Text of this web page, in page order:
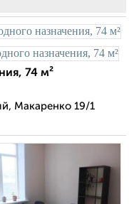
74 м²
Макаренко 19/1